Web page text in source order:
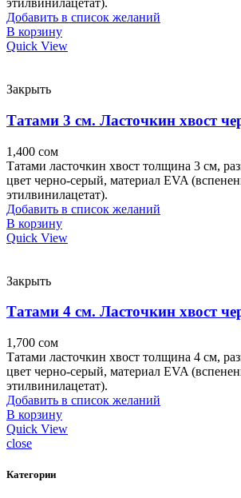
этилвинилацетат).
Добавить в список желаний
В корзину
Quick View
Закрыть
Татами 3 см. Ласточкин хвост
1,400 сом
Татами ласточкин хвост толщина 3 см,
цвет черно-серый, материал EVA
этилвинилацетат).
Добавить в список желаний
В корзину
Quick View
Закрыть
Татами 4 см. Ласточкин хвост
1,700 сом
Татами ласточкин хвост толщина 4 см,
цвет черно-серый, материал EVA
этилвинилацетат).
Добавить в список желаний
В корзину
Quick View
close
Категории